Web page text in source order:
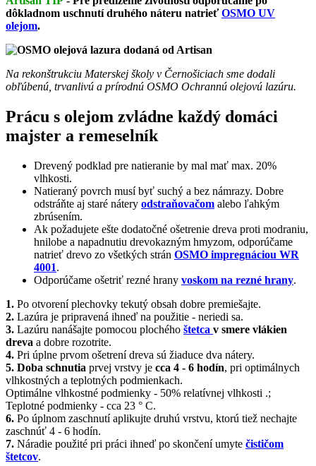
dôkladnom uschnutí druhého náteru natrieťOSMO UV
olejom.
Na rekonštrukciu Materskej školy v Černošiciach sme dodali
obľúbenú, trvanlivú a prírodnú OSMO Ochrannú olejovú lazúru.
Prácu s olejom zvládne každý domáci
majster a remeselník
Drevený podklad pre natieranie by mal mať max. 20%
vlhkosti.
Natieraný povrch musí byť suchý a bez námrazy. Dobre
odstráňte aj staré nátery odstraňovačom alebo ľahkým
zbrúsením.
Ak požadujete ešte dodatočné ošetrenie dreva proti modraniu,
hnilobe a napadnutiu drevokazným hmyzom, odporúčame
natrieť drevo zo všetkých strán OSMO impregnáciou WR
4001.
Odporúčame ošetriť rezné hrany voskom na rezné hrany.
1. Po otvorení plechovky tekutý obsah dobre premiešajte.
2. Lazúra je pripravená ihneď na použitie - neriedi sa.
3. Lazúru nanášajte pomocou plochého štetca v smere vlákien
dreva a dobre rozotrite.
4. Pri úplne prvom ošetrení dreva sú žiaduce dva nátery.
5. Doba schnutia prvej vrstvy je cca 4 - 6 hodín, pri optimálnych
vlhkostných a teplotných podmienkach.
Optimálne vlhkostné podmienky - 50% relatívnej vlhkosti .;
Teplotné podmienky - cca 23 ° C.
6. Po úplnom zaschnutí aplikujte druhú vrstvu, ktorú tiež nechajte
zaschnúť 4 - 6 hodín.
7. Náradie použité pri práci ihneď po skončení umyte čističom
štetcov.